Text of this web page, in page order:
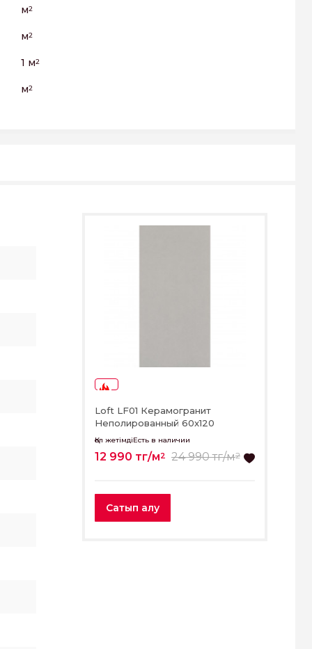
м2
м2
1 м2
м2
Loft LF01 Керамогранит
Неполированный 60x120
Қол жетімдіЕсть в наличии
12 990 тг/м2 24 990 тг/м2
Сатып алу